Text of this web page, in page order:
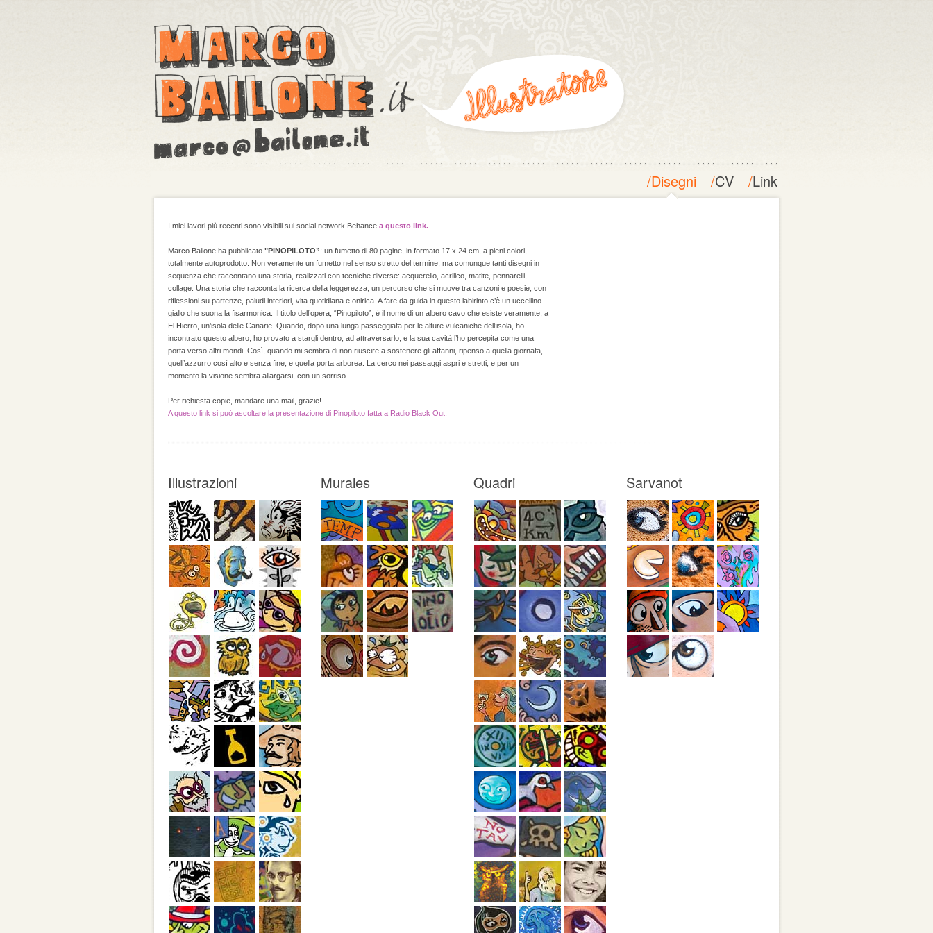
/Disegni /CV /Link
I miei lavori più recenti sono visibili sul social network Behance a questo link.
Marco Bailone ha pubblicato "PINOPILOTO”: un fumetto di 80 pagine, in formato 17 x 24 cm, a pieni colori,
totalmente autoprodotto. Non veramente un fumetto nel senso stretto del termine, ma comunque tanti disegni in
sequenza che raccontano una storia, realizzati con tecniche diverse: acquerello, acrilico, matite, pennarelli,
collage. Una storia che racconta la ricerca della leggerezza, un percorso che si muove tra canzoni e poesie, con
riflessioni su partenze, paludi interiori, vita quotidiana e onirica. A fare da guida in questo labirinto c’è un uccellino
giallo che suona la fisarmonica. Il titolo dell’opera, “Pinopiloto”, è il nome di un albero cavo che esiste veramente, a
El Hierro, un’isola delle Canarie. Quando, dopo una lunga passeggiata per le alture vulcaniche dell’isola, ho
incontrato questo albero, ho provato a stargli dentro, ad attraversarlo, e la sua cavità l’ho percepita come una
porta verso altri mondi. Così, quando mi sembra di non riuscire a sostenere gli affanni, ripenso a quella giornata,
quell’azzurro così alto e senza fine, e quella porta arborea. La cerco nei passaggi aspri e stretti, e per un
momento la visione sembra allargarsi, con un sorriso.
Per richiesta copie, mandare una mail, grazie!
A questo link si può ascoltare la presentazione di Pinopiloto fatta a Radio Black Out.
Illustrazioni Murales Quadri Sarvanot